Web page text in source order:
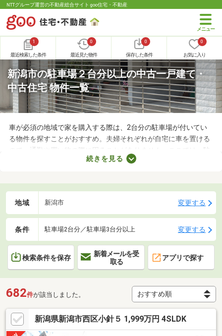
NTTグループ運営の不動産総合サイト goo住宅・不動産
1
最近検索した条件
0
最近見た物件
0
保存した条件
0
お気に入り
新潟市の駐車場２台分以上の中古一戸建て・
中古住宅 物件一覧
車が必須の地域で家を購入する際は、2台分の駐車場が付いてい
る物件を探すことがおすすめ。夫婦それぞれが自宅に車を置ける
ので、通勤や買い物の際に困ることがありません。ここでは、駐
車場2台分以上を備えている中古の一戸建てを紹介します。物件
トをチェックしましょう。
続きを見る
地域 新潟市 変更する
条件 駐車場2台分／駐車場3台分以上 変更する
検索条件を保存
新着メールを受
取る
アプリで探す
682件が該当しました。
新潟県新潟市西区小針５ 1,999万円 4SLDK